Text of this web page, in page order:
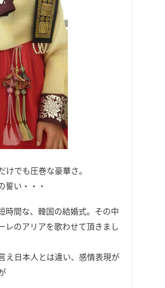
でも圧巻な豪華さ。
誓い・・・
時間な、韓国の結婚式。その中
レのアリアを歌わせて頂きまし
え日本人とは違い、感情表現が